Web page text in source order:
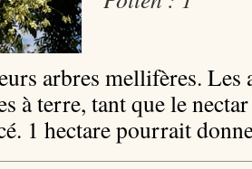
arbres mellifères. Les
à terre, tant que le
1 hectare pourrait